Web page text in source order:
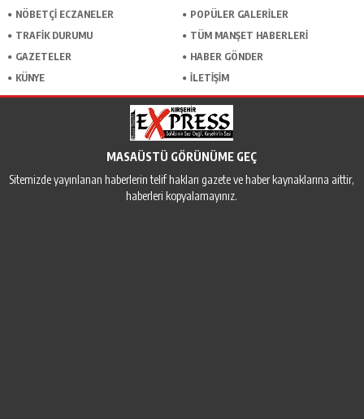
NÖBETÇİ ECZANELER
POPÜLER GALERİLER
TRAFİK DURUMU
TÜM MANŞET HABERLERİ
GAZETELER
HABER GÖNDER
KÜNYE
İLETİŞİM
MASAÜSTÜ GÖRÜNÜME GEÇ
Sitemizde yayınlanan haberlerin telif hakları gazete ve haber kaynaklarına aittir,
haberleri kopyalamayınız.